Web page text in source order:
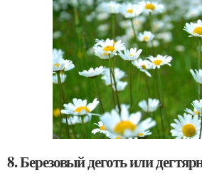
8. Березовый деготь или